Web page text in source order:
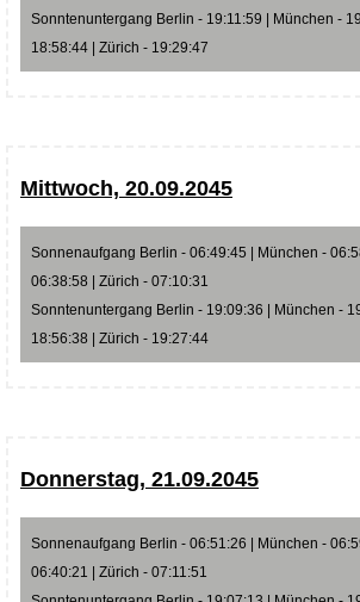
Sonntenuntergang Berlin - 19:11:59 | München -
18:58:44 | Zürich - 19:29:47
Mittwoch, 20.09.2045
Sonnenaufgang Berlin - 06:49:45 | München -
06:38:58 | Zürich - 07:10:31
Sonntenuntergang Berlin - 19:09:36 | München -
18:56:38 | Zürich - 19:27:44
Donnerstag, 21.09.2045
Sonnenaufgang Berlin - 06:51:26 | München -
06:40:21 | Zürich - 07:11:51